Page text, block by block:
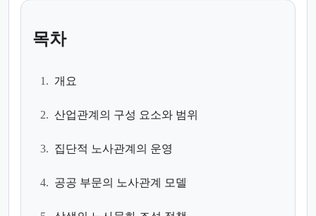
목차
1. 개요
2. 산업관계의 구성 요소와 범위
3. 집단적 노사관계의 운영
4. 공공 부문의 노사관계 모델